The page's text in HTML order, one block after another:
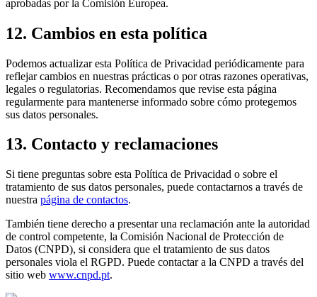
aprobadas por la Comisión Europea.
12. Cambios en esta política
Podemos actualizar esta Política de Privacidad periódicamente para
reflejar cambios en nuestras prácticas o por otras razones operativas,
legales o regulatorias. Recomendamos que revise esta página
regularmente para mantenerse informado sobre cómo protegemos
sus datos personales.
13. Contacto y reclamaciones
Si tiene preguntas sobre esta Política de Privacidad o sobre el
tratamiento de sus datos personales, puede contactarnos a través de
nuestra página de contactos.
También tiene derecho a presentar una reclamación ante la autoridad
de control competente, la Comisión Nacional de Protección de
Datos (CNPD), si considera que el tratamiento de sus datos
personales viola el RGPD. Puede contactar a la CNPD a través del
sitio web www.cnpd.pt.